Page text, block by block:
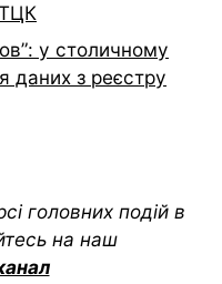
у столичному
даних з реєстру
головних подій в
на наш